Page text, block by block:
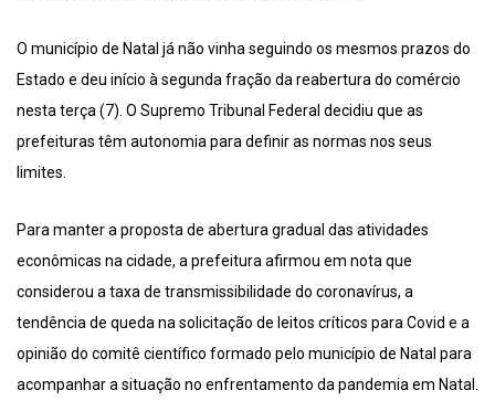
O município de Natal já não vinha seguindo os mesmos prazos do
Estado e deu início à segunda fração da reabertura do comércio
nesta terça (7). O Supremo Tribunal Federal decidiu que as
prefeituras têm autonomia para definir as normas nos seus
limites.
Para manter a proposta de abertura gradual das atividades
econômicas na cidade, a prefeitura afirmou em nota que
considerou a taxa de transmissibilidade do coronavírus, a
tendência de queda na solicitação de leitos críticos para Covid e a
opinião do comitê científico formado pelo município de Natal para
acompanhar a situação no enfrentamento da pandemia em Natal.